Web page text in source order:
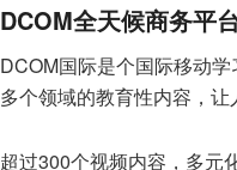
DCOM全天候商务平
DCOM国际是个国际移动
多个领域的教育性内容，让
超过300个视频内容，多元